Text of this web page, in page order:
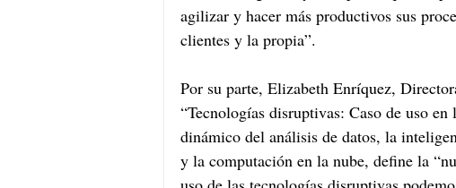
agilizar y hacer más productivos sus
clientes y la propia”.
Por su parte, Elizabeth Enríquez,
“Tecnologías disruptivas: Caso de uso
dinámico del análisis de datos, la
y la computación en la nube, define la